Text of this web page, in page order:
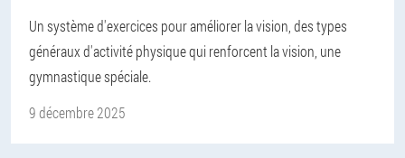
Un système d'exercices pour améliorer la vision, des types
généraux d'activité physique qui renforcent la vision, une
gymnastique spéciale.
9 décembre 2025